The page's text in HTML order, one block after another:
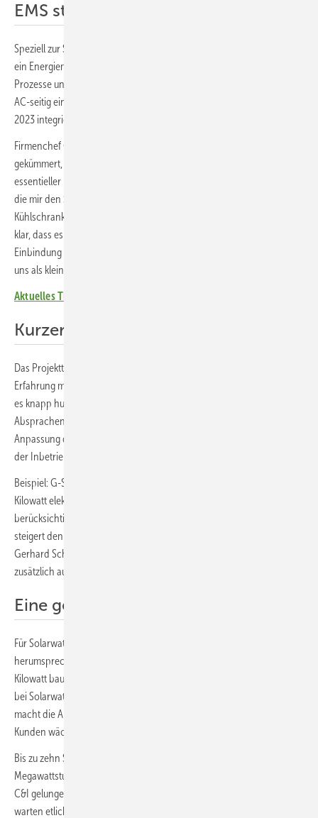
EMS steuert komplexe Funktionen
Speziell zur Steuerung des Gewerbespeichers verwendet Solarwatt
ein Energiemanagementsystem, das die komplexen Funktionen,
Prozesse und Daten steuert und verwaltet. Das Speichersystem wurde
AC-seitig eingekoppelt. So konnte die erste Solaranlage aus dem Jahr
2023 integriert werden. Sie läuft über Wechselrichter von Huawei.
Firmenchef Gerhard Schoch hat sich selbst um das Projekt
gekümmert, denn für den Fortbestand des Unternehmens ist es von
essentieller Bedeutung. „Zuerst bekam ich das Angebot einer Firma,
die mir den Speicher als Gerät vor die Tür stellen wollten, wie einen
Kühlschrank bei Amazon“, erzählt er schmunzelnd. „Mir war sofort
klar, dass es auf diese Weise nicht funktionieren kann. Denn
Einbindung und Anschluss solcher Systeme sind komplex, das hätte
uns als kleine Firma überfordert.“
Aktuelles Themenheft über C&I-Speicher
Kurzer Weg zum Kunden
Das Projektteam von Solarwatt brachte die notwendige Expertise und
Erfahrung mit, kannte das Unternehmen bereits. Nach Dresden sind
es knapp hundert Kilometer über die Autobahn, da sind schnelle
Absprachen vor Ort kein Problem. Das hat sich vor allem bei der
Anpassung des Speichers an die Anforderungen des Kunden und bei
der Inbetriebnahme bewährt.
Beispiel: G-S Druckgiesstechnik betreibt ein eigenes BHKW (49
Kilowatt elektrische und 96 Kilowatt thermische Leistung), das zu
berücksichtigen war. Nun läuft die Anlage reibungslos. „Der Speicher
steigert den Ertrag aus unseren Solaranlagen gewaltig“, schätzt
Gerhard Schoch ein. „Jetzt wollen wir unseren Netzanschluss
zusätzlich auf 80 Kilowatt begrenzen.“
Eine gelungene Referenz
Für Solarwatt ist es eine gelungene Referenz, die sich schnell
herumsprechen dürfte. „Kommerzielle Solaranlagen mit mehr als 30
Kilowatt bauen wir seit vielen Jahren“, bestätigt CPO Peter Bachmann
bei Solarwatt in Dresden. „Nun kommen die Speicher hinzu. Das
macht die Anwendungen komplexer, der Beratungsaufwand bei den
Kunden wächst.“
Bis zu zehn Speicherschränke lassen sich kaskadieren, macht 2,61
Megawattstunden maximal. Mit dem neuen System ist der Einstieg in
C&I gelungen. Das dürfte das Solargeschäft unterstützen. Zudem
warten etliche ältere Anlagen darauf, mit Speichern nachgerüstet zu